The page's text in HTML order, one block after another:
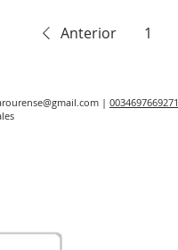
Anterior 1
| 0034697669271